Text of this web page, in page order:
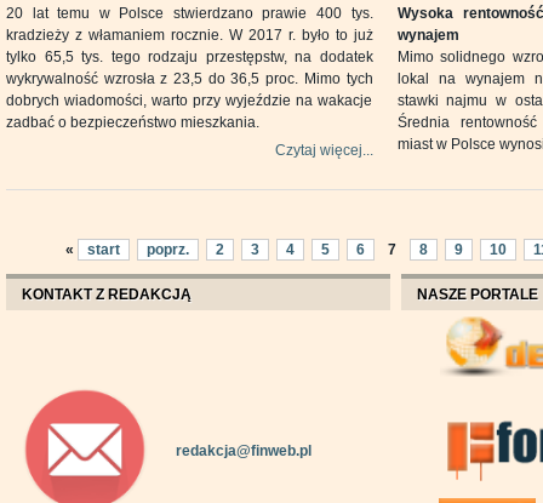
20 lat temu w Polsce stwierdzano prawie 400 tys.
kradzieży z włamaniem rocznie. W 2017 r. było to już
tylko 65,5 tys. tego rodzaju przestępstw, na dodatek
wykrywalność wzrosła z 23,5 do 36,5 proc. Mimo tych
dobrych wiadomości, warto przy wyjeździe na wakacje
zadbać o bezpieczeństwo mieszkania.
Czytaj więcej...
Wysoka
wynajem
Mimo solidnego
lokal na wynajem
stawki najmu w
Średnia
miast w Polsce
« start poprz. 2 3 4 5 6 7 8 9 10
KONTAKT Z REDAKCJĄ
redakcja@finweb.pl
NASZE PORTALE